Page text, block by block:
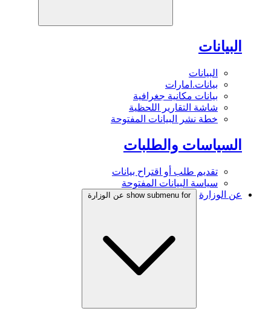
البيانات
البيانات
بيانات.امارات
بيانات مكانية جغرافية
شاشة التقارير اللحظية
خطة نشر البيانات المفتوحة
السياسات والطلبات
تقديم طلب أو اقتراح بيانات
سياسة البيانات المفتوحة
عن الوزارة
show submenu for عن الوزارة